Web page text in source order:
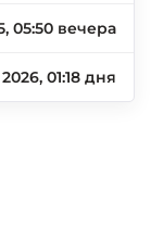
05:50 вечера
01:18 дня